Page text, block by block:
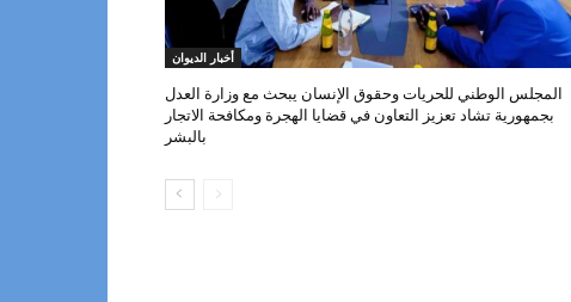
أخبار الديوان
المجلس الوطني للحريات وحقوق الإنسان يبحث مع وزارة العدل
بجمهورية تشاد تعزيز التعاون في قضايا الهجرة ومكافحة الاتجار
بالبشر